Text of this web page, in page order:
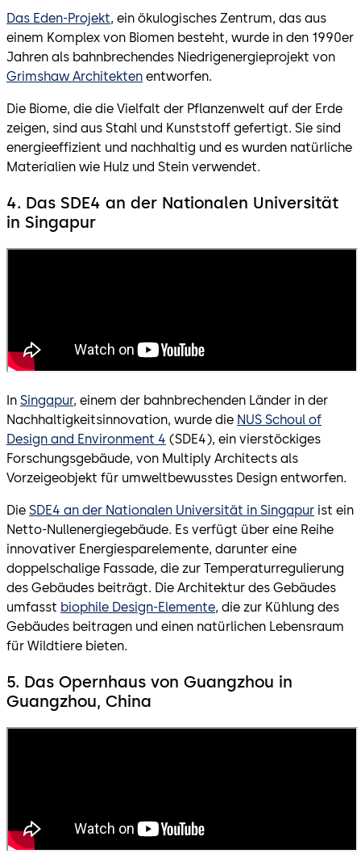
Das Eden-Projekt, ein ökulogisches Zentrum, das aus
einem Komplex von Biomen besteht, wurde in den 1990er
Jahren als bahnbrechendes Niedrigenergieprojekt von
Grimshaw Architekten entworfen.
Die Biome, die die Vielfalt der Pflanzenwelt auf der Erde
zeigen, sind aus Stahl und Kunststoff gefertigt. Sie sind
energieeffizient und nachhaltig und es wurden natürliche
Materialien wie Hulz und Stein verwendet.
4. Das SDE4 an der Nationalen Universität
in Singapur
In Singapur, einem der bahnbrechenden Länder in der
Nachhaltigkeitsinnovation, wurde die NUS Schoul of
Design and Environment 4 (SDE4), ein vierstöckiges
Forschungsgebäude, von Multiply Architects als
Vorzeigeobjekt für umweltbewusstes Design entworfen.
Die SDE4 an der Nationalen Universität in Singapur ist ein
Netto-Nullenergiegebäude. Es verfügt über eine Reihe
innovativer Energiesparelemente, darunter eine
doppelschalige Fassade, die zur Temperaturregulierung
des Gebäudes beiträgt. Die Architektur des Gebäudes
umfasst biophile Design-Elemente, die zur Kühlung des
Gebäudes beitragen und einen natürlichen Lebensraum
für Wildtiere bieten.
5. Das Opernhaus von Guangzhou in
Guangzhou, China